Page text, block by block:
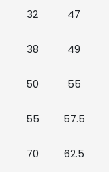
32 47
38 49
50 55
55 57.5
70 62.5